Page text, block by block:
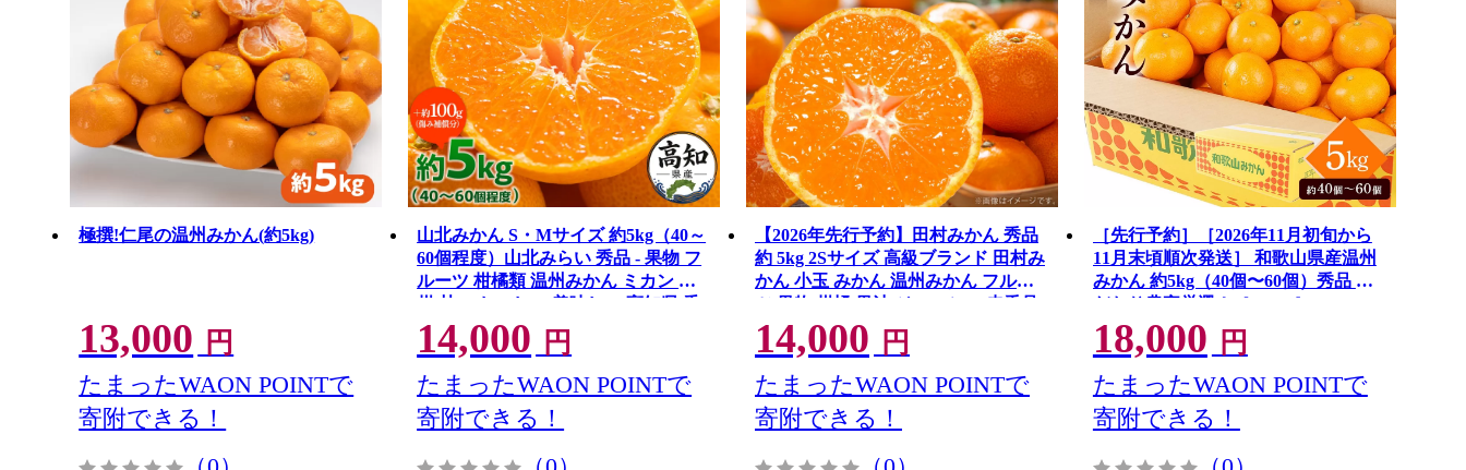
極撰!仁尾の温州みかん(約5kg)
13,000 円
たまったWAON POINTで
寄附できる！
山北みかん S・Mサイズ 約5kg（40～
60個程度）山北みらい 秀品 - 果物 フ
ルーツ 柑橘類 温州みかん ミカン 蜜
柑 甘い おいしい 美味しい 高知県 香
南市 yk-0062
14,000 円
たまったWAON POINTで
寄附できる！
【2026年先行予約】田村みかん 秀品
約 5kg 2Sサイズ 高級ブランド 田村み
かん 小玉 みかん 温州みかん フルー
ツ 果物 柑橘 果汁 ジューシー 赤秀品
青秀品 国産 食品 食べ物 期間限定 お
取り寄せ 和歌山県 湯浅町 送料無料
_DN6014
14,000 円
たまったWAON POINTで
寄附できる！
［先行予約］［2026年11月初旬から
11月末頃順次発送］ 和歌山県産温州
みかん 約5kg（40個〜60個）秀品 こ
だわり農家厳選！［KG31］
18,000 円
たまったWAON POINTで
寄附できる！